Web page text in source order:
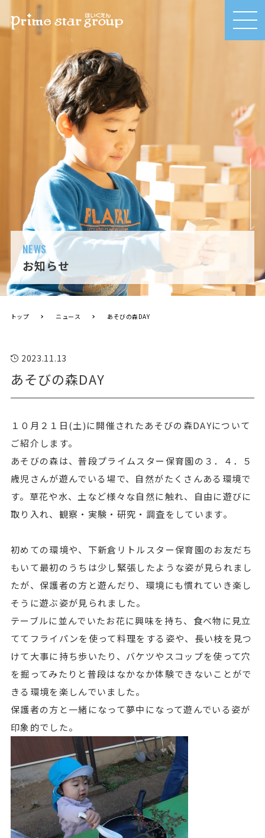
MEN
U
NEWS
お知らせ
トップ ニュース あそびの森DAY
2023.11.13
あそびの森DAY
１０月２１日(土)に開催されたあそびの森DAYについて
ご紹介します。
あそびの森は、普段プライムスター保育園の３．４．５
歳児さんが遊んでいる場で、自然がたくさんある環境で
す。草花や水、土など様々な自然に触れ、自由に遊びに
取り入れ、観察・実験・研究・調査をしています。
初めての環境や、下新倉リトルスター保育園のお友だち
もいて最初のうちは少し緊張したような姿が見られまし
たが、保護者の方と遊んだり、環境にも慣れていき楽し
そうに遊ぶ姿が見られました。
テーブルに並んでいたお花に興味を持ち、食べ物に見立
ててフライパンを使って料理をする姿や、長い枝を見つ
けて大事に持ち歩いたり、バケツやスコップを使って穴
を掘ってみたりと普段はなかなか体験できないことがで
きる環境を楽しんでいました。
保護者の方と一緒になって夢中になって遊んでいる姿が
印象的でした。